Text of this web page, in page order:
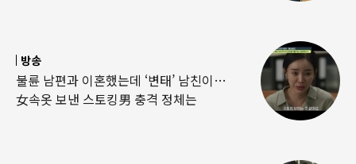
방송
불륜 남편과 이혼했는데 ‘변태’ 남친이…
女속옷 보낸 스토킹男 충격 정체는